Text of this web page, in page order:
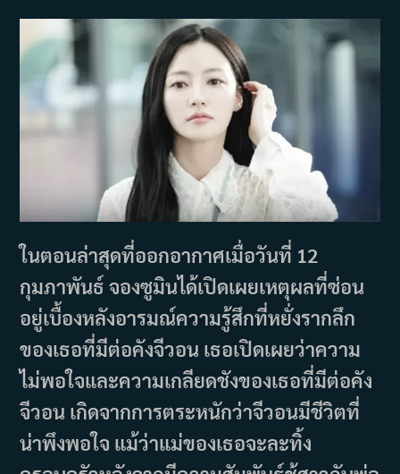
ในตอนล่าสุดที่ออกอากาศเมื่อวันที่ 12
กุมภาพันธ์ จองซูมินได้เปิดเผยเหตุผลที่ซ่อน
อยู่เบื้องหลังอารมณ์ความรู้สึกที่หยั่งรากลึก
ของเธอที่มีต่อคังจีวอน เธอเปิดเผยว่าความ
ไม่พอใจและความเกลียดชังของเธอที่มีต่อคัง
จีวอน เกิดจากการตระหนักว่าจีวอนมีชีวิตที่
น่าพึงพอใจ แม้ว่าแม่ของเธอจะละทิ้ง